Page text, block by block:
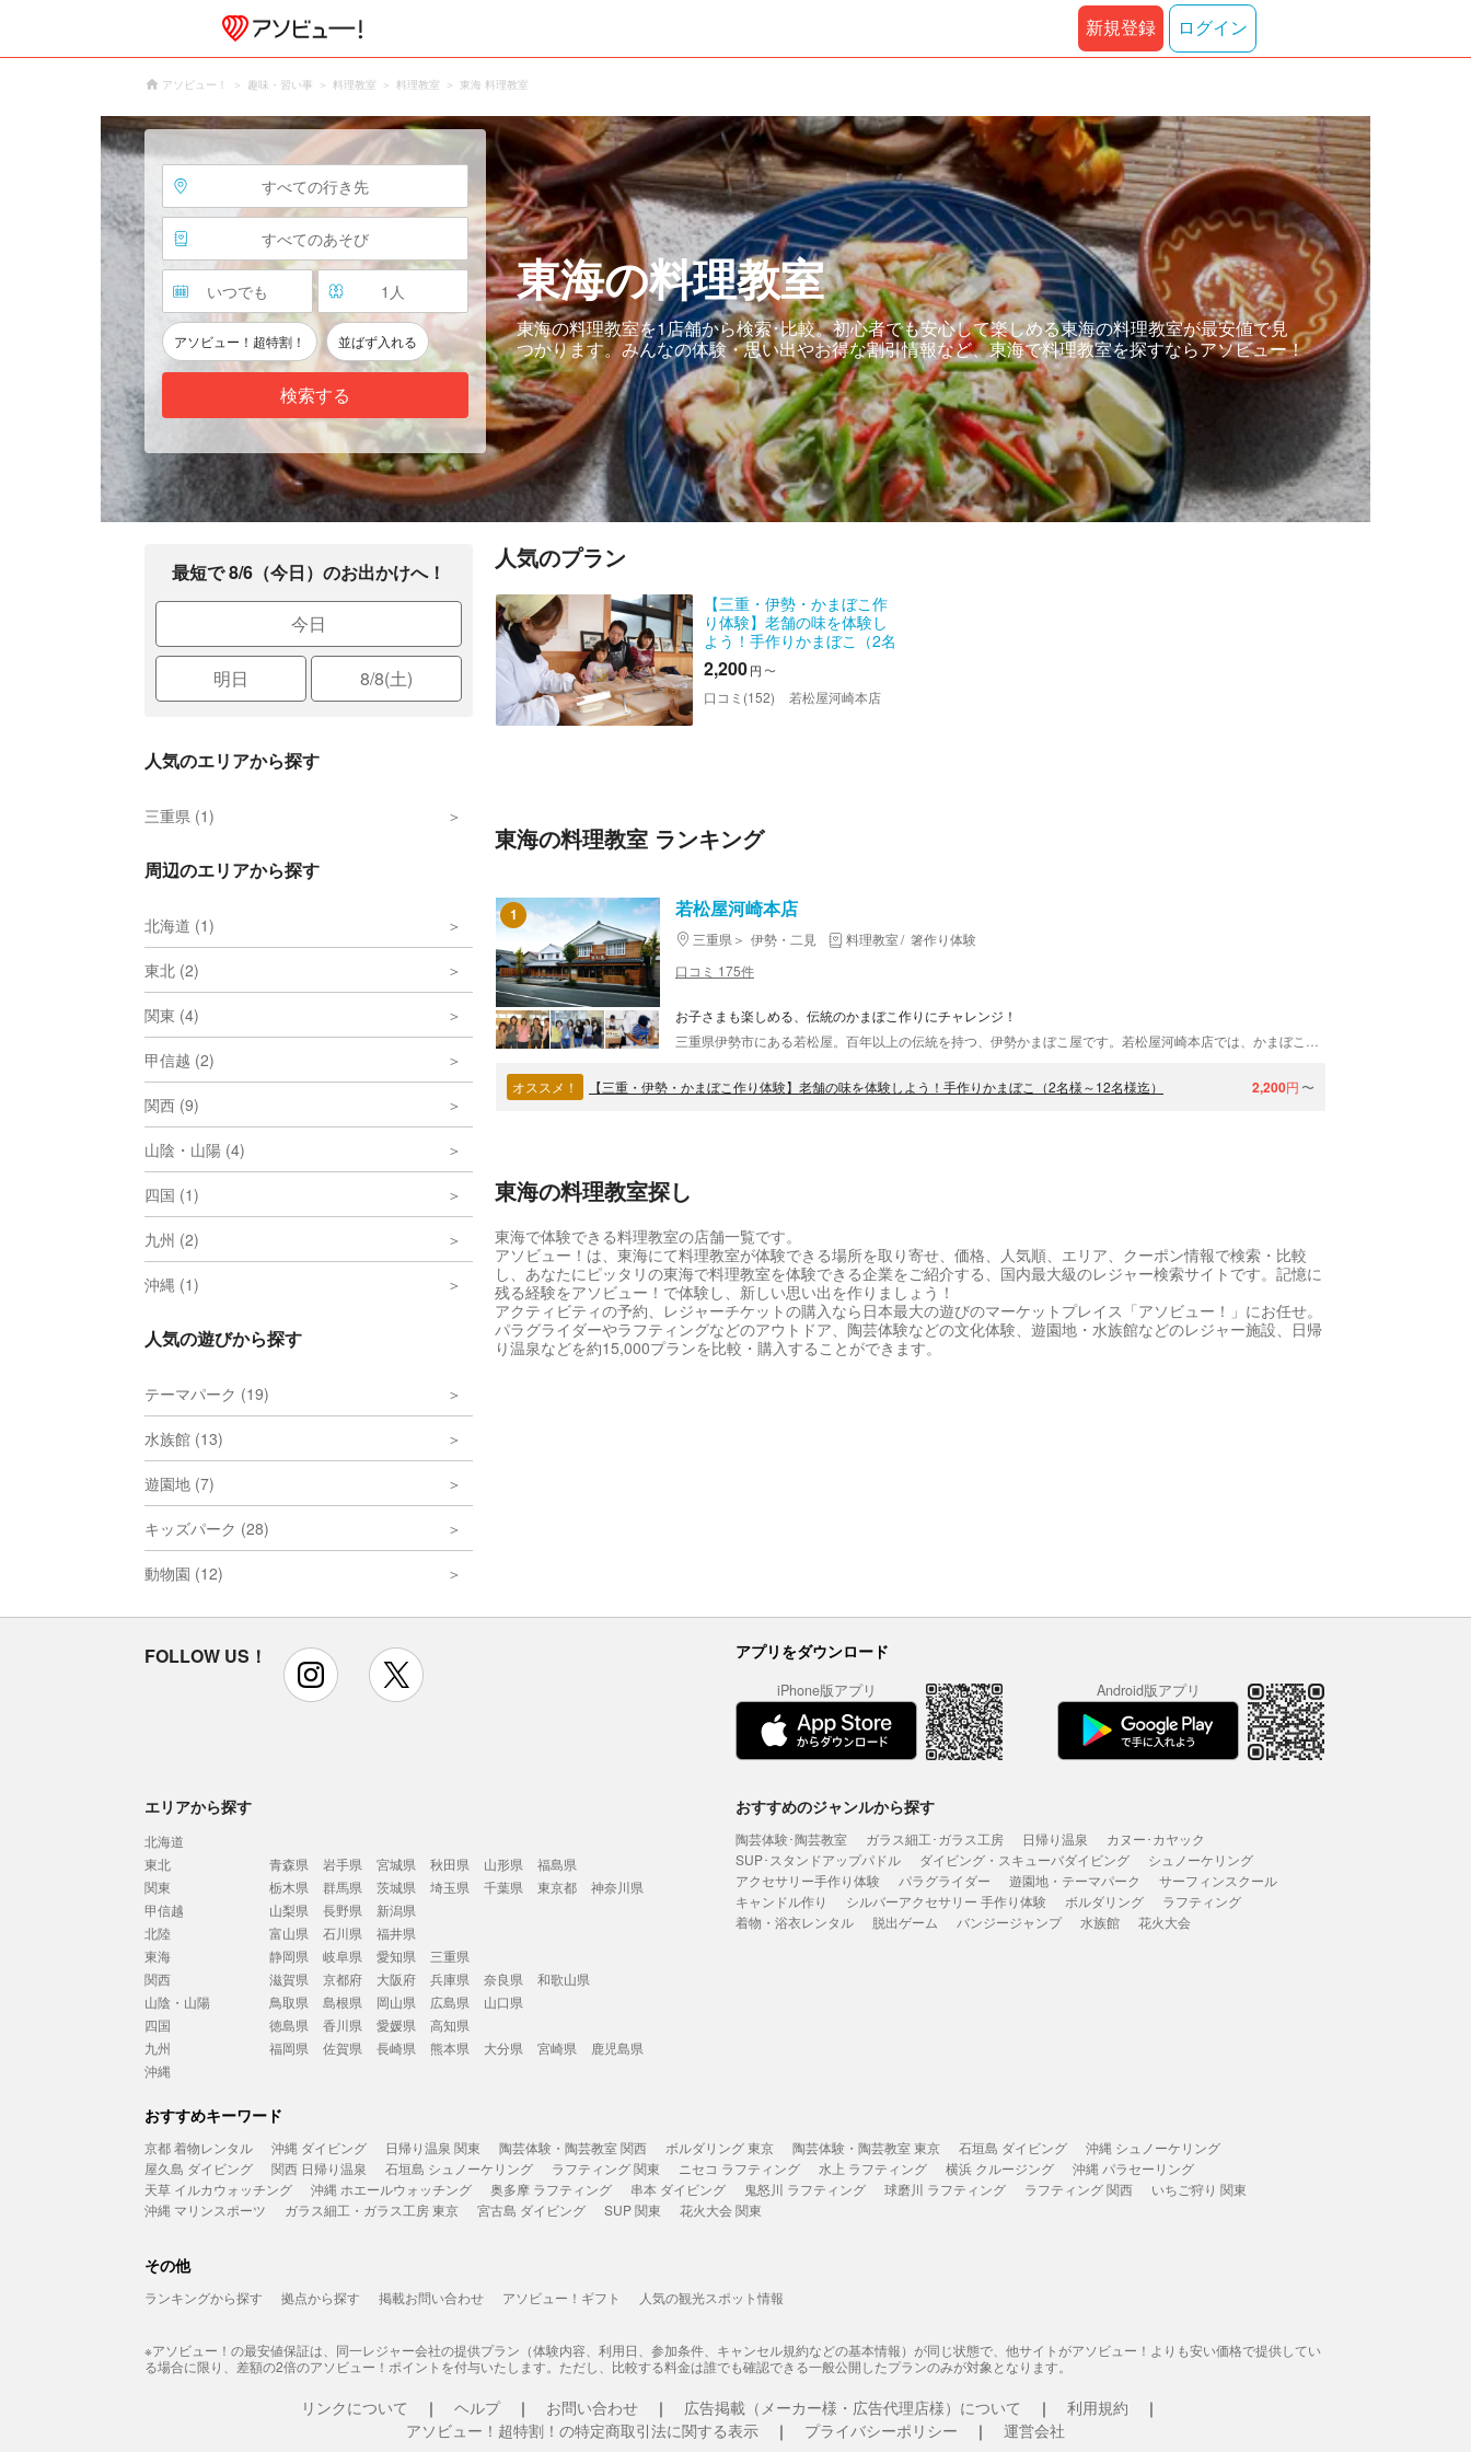
新規登録 ログイン
アソビュー！ 趣味・習い事 料理教室 料理教室 東海 料理教室
すべての行き先
すべてのあそび
いつでも 1 人
アソビュー！超特割！ 並ばず入れる
検索する
東海の料理教室
東海の料理教室を1店舗から検索･比較。初心者でも安心して楽しめる東海の料理教室が最安値で見
つかります。みんなの体験・思い出やお得な割引情報など、東海で料理教室を探すならアソビュー！
最短で 8/6（今日）のお出かけへ！
今日
明日 8/8(土)
人気のエリアから探す
三重県 (1)
周辺のエリアから探す
北海道 (1)
東北 (2)
関東 (4)
甲信越 (2)
関西 (9)
山陰・山陽 (4)
四国 (1)
九州 (2)
沖縄 (1)
人気の遊びから探す
テーマパーク (19)
水族館 (13)
遊園地 (7)
キッズパーク (28)
動物園 (12)
人気のプラン
【三重・伊勢・かまぼこ作
り体験】老舗の味を体験し
よう！手作りかまぼこ（2名
様～12名様迄）
2,200円 〜
口コミ(152) 若松屋河崎本店
東海の料理教室 ランキング
1 若松屋河崎本店
三重県 伊勢・二見 料理教室
箸作り体験
口コミ 175件
お子さまも楽しめる、伝統のかまぼこ作りにチャレンジ！
オススメ！ 【三重・伊勢・かまぼこ作り体験】老舗の味を体験しよう！手作りかまぼこ（2名様～12名様迄） 2,200円 〜
東海の料理教室探し
東海で体験できる料理教室の店舗一覧です。
アソビュー！は、東海にて料理教室が体験できる場所を取り寄せ、価格、人気順、エリア、クーポン情報で検索・比較
し、あなたにピッタリの東海で料理教室を体験できる企業をご紹介する、国内最大級のレジャー検索サイトです。記憶に
残る経験をアソビュー！で体験し、新しい思い出を作りましょう！
アクティビティの予約、レジャーチケットの購入なら日本最大の遊びのマーケットプレイス「アソビュー！」にお任せ。
パラグライダーやラフティングなどのアウトドア、陶芸体験などの文化体験、遊園地・水族館などのレジャー施設、日帰
り温泉などを約15,000プランを比較・購入することができます。
FOLLOW US！ instagram アプリをダウンロード
iPhone版アプリ Android版アプリ
エリアから探す
北海道
東北
青森県 岩手県 宮城県 秋田県 山形県
福島県
関東
栃木県 群馬県 茨城県 埼玉県 千葉県 東京都
神奈川県
甲信越
山梨県 長野県
新潟県
北陸
富山県 石川県
福井県
東海
静岡県 岐阜県 愛知県
三重県
関西
滋賀県 京都府 大阪府 兵庫県 奈良県
和歌山県
山陰・山陽
鳥取県 島根県 岡山県 広島県
山口県
四国
徳島県 香川県 愛媛県
高知県
九州
福岡県 佐賀県 長崎県 熊本県 大分県 宮崎県
鹿児島県
沖縄
おすすめのジャンルから探す
陶芸体験･陶芸教室 ガラス細工･ガラス工房 日帰り温泉
カヌー･カヤック
SUP･スタンドアップパドル
ダイビング・スキューバダイビング
シュノーケリング
アクセサリー手作り体験
パラグライダー 遊園地・テーマパーク
サーフィンスクール
キャンドル作り
シルバーアクセサリー 手作り体験 ボルダリング
ラフティング
着物・浴衣レンタル
脱出ゲーム バンジージャンプ 水族館 花火大会
おすすめキーワード
京都 着物レンタル 沖縄 ダイビング 日帰り温泉 関東 陶芸体験・陶芸教室 関西 ボルダリング 東京 陶芸体験・陶芸教室 東京 石垣島 ダイビング
沖縄 シュノーケリング
屋久島 ダイビング
関西 日帰り温泉 石垣島 シュノーケリング ラフティング 関東 ニセコ ラフティング 水上 ラフティング 横浜 クルージング
沖縄 パラセーリング
天草 イルカウォッチング
沖縄 ホエールウォッチング 奥多摩 ラフティング 串本 ダイビング 鬼怒川 ラフティング 球磨川 ラフティング ラフティング 関西
いちご狩り 関東
沖縄 マリンスポーツ
ガラス細工・ガラス工房 東京 宮古島 ダイビング SUP 関東 花火大会 関東
その他
ランキングから探す 拠点から探す 掲載お問い合わせ アソビュー！ギフト 人気の観光スポット情報
※アソビュー！の最安値保証は、同一レジャー会社の提供プラン（体験内容、利用日、参加条件、キャンセル規約などの基本情報）が同じ状態で、他サイトがアソビュー！よりも安い価格で提供してい
る場合に限り、差額の2倍のアソビュー！ポイントを付与いたします。ただし、比較する料金は誰でも確認できる一般公開したプランのみが対象となります。
リンクについて ヘルプ お問い合わせ 広告掲載（メーカー様・広告代理店様）について
利用規約
アソビュー！超特割！の特定商取引法に関する表示
プライバシーポリシー 運営会社